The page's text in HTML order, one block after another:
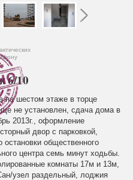
6/10
на шестом этаже в торце
не установлен, сдача дома в
2013г., оформление
двор с парковкой,
общественного
центра семь минут ходьбы.
комнаты 17м и 13м,
узел раздельный, лоджия